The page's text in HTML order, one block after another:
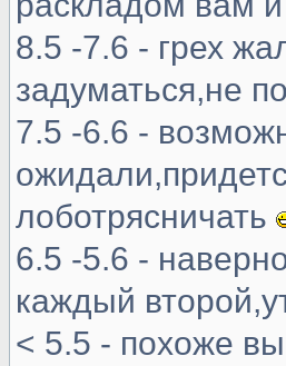
8.5 -7.6 - грех
задуматься,не
7.5 -6.6 -
лоботрясничать
6.5 -5.6 -
каждый
< 5.5 - похоже